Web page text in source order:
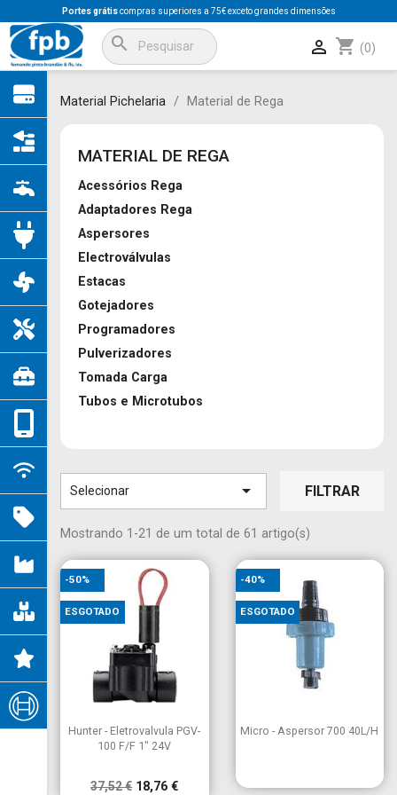
Portes grátiscompras superiores a 75€ exceto grandes dimensões
search shopping_cart (0)

Material Pichelaria Material de Rega
MATERIAL DE REGA
Acessórios Rega
Adaptadores Rega
Aspersores
Electroválvulas
Estacas
Gotejadores
Programadores
Pulverizadores
Tomada Carga
Tubos e Microtubos
Selecionar  FILTRAR
Mostrando 1-21 de um total de 61 artigo(s)
Vista rápida
Hunter - Eletrovalvula PGV-
100 F/F 1" 24V
37,52 € 18,76 €
-50%
ESGOTADO
Vista rápida
Micro - Aspersor 700 40L/H
-40%
ESGOTADO